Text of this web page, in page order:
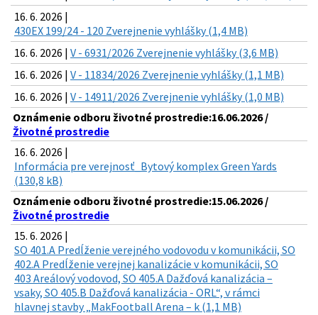
16. 6. 2026 |
430EX 199/24 - 120 Zverejnenie vyhlášky (1,4 MB)
16. 6. 2026 | V - 6931/2026 Zverejnenie vyhlášky (3,6 MB)
16. 6. 2026 | V - 11834/2026 Zverejnenie vyhlášky (1,1 MB)
16. 6. 2026 | V - 14911/2026 Zverejnenie vyhlášky (1,0 MB)
Oznámenie odboru životné prostredie:16.06.2026 /
Životné prostredie
16. 6. 2026 |
Informácia pre verejnosť_Bytový komplex Green Yards
(130,8 kB)
Oznámenie odboru životné prostredie:15.06.2026 /
Životné prostredie
15. 6. 2026 |
SO 401.A Predĺženie verejného vodovodu v komunikácii, SO
402.A Predĺženie verejnej kanalizácie v komunikácii, SO
403 Areálový vodovod, SO 405.A Dažďová kanalizácia –
vsaky, SO 405.B Dažďová kanalizácia - ORL“, v rámci
hlavnej stavby „MakFootball Arena – k (1,1 MB)